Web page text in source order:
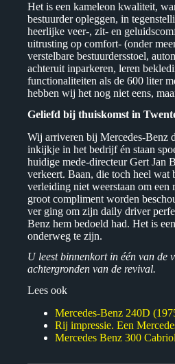
Het is een kameleon kwaliteit,
bestuurder opleggen, in
heerlijke veer-, zit- en
uitrusting op comfort- (onder
verstelbare bestuurdersstoel,
achteruit inparkeren, leren
functionaliteiten als de 600 liter
hebben wij het nog niet eens,
Geliefd bij thuiskomst in
Wij arriveren bij Mercedes-Benz
inkijkje in het bedrijf én staan
huidige mede-directeur Gert Jan
verkeert. Baan, die toch heel wat
verleiding niet weerstaan om een
groot compliment worden
ver ging om zijn daily driver
Benz hem bedoeld had. Het is
onderweg te zijn.
U leest binnenkort in één van de
achtergronden van de revival.
Lees ook
Mercedes-Benz 240D
Rij impressie. Een
Mercedes Benz 300